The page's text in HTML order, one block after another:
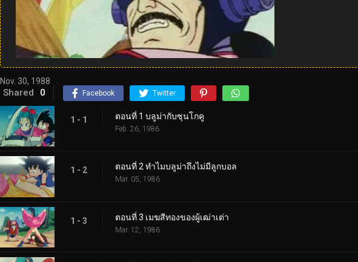
Nov. 30, 1988
Shared 0 Facebook Twitter
1 - 1 ตอนที่ 1 บลูม่ากับซุนโกคู
Feb. 26, 1986
1 - 2 ตอนที่ 2 ทำไมบลูม่าถึงไม่มีลูกบอล
Mar. 05, 1986
1 - 3 ตอนที่ 3 เมฆสีทองของผู้เฒ่าเต่า
Mar. 12, 1986